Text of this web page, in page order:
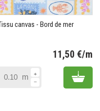
canvas - Bord de mer
11,50 €/m
m Add